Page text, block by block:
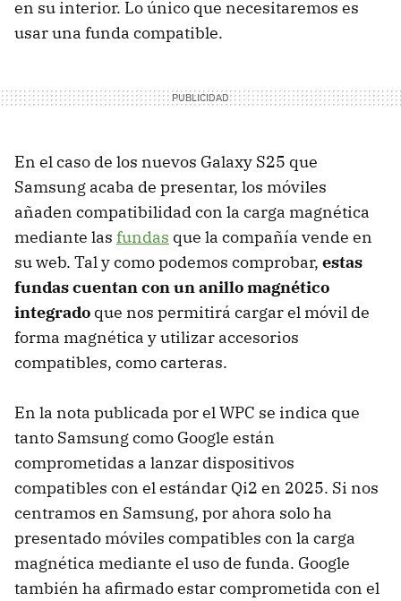
en su interior. Lo único que necesitaremos es
usar una funda compatible.
En el caso de los nuevos Galaxy S25 que
Samsung acaba de presentar, los móviles
añaden compatibilidad con la carga magnética
mediante las fundas que la compañía vende en
su web. Tal y como podemos comprobar, estas
fundas cuentan con un anillo magnético
integrado que nos permitirá cargar el móvil de
forma magnética y utilizar accesorios
compatibles, como carteras.
En la nota publicada por el WPC se indica que
tanto Samsung como Google están
comprometidas a lanzar dispositivos
compatibles con el estándar Qi2 en 2025. Si nos
centramos en Samsung, por ahora solo ha
presentado móviles compatibles con la carga
magnética mediante el uso de funda. Google
también ha afirmado estar comprometida con el